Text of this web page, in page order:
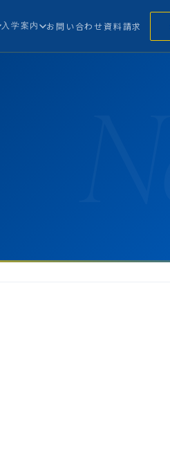
入学案内 お問い合わせ資料請求